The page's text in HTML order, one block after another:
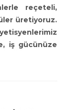
reçeteli,
üretiyoruz.
iş gücünüze